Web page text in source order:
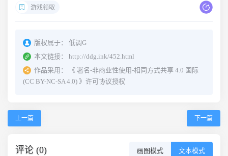
游戏领取
版权属于：
低调G
本文链接：
http://ddg.ink/452.html
作品采用：
《 署名-非商业性使用-相同方式共享 4.0 国际
(CC BY-NC-SA 4.0) 》许可协议授权
上一篇 下一篇
评论 (0) 画图模式 文本模式